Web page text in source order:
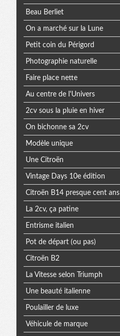
Beau Berliet
On a marché sur la Lune
Petit coin du Périgord
Photographie naturelle
Faire place nette
Au centre de l'Univers
2cv sous la pluie en hiver
On bichonne sa 2cv
Modèle unique
Une Citroën
Vintage Days 10e édition
Citroën B14 presque cent ans
La 2cv, ça patine
Entrisme italien
Pot de départ (ou pas)
Citroën B2
La Vitesse selon Triumph
Une beauté italienne
Poulailler de luxe
Véhicule de marque